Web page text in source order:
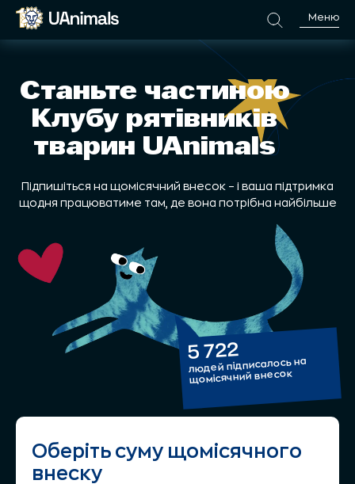
Меню
Станьте частиною
Клубу рятівників
тварин UAnimals
Підпишіться на щомісячний внесок – і ваша підтримка
щодня працюватиме там, де вона потрібна найбільше
5 722
людей підписалось на
щомісячний внесок
Оберіть суму щомісячного
внеску